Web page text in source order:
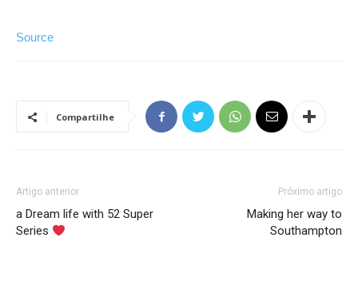
Source
Compartilhe
Artigo anterior
a Dream life with 52 Super
Series
Próximo artigo
Making her way to
Southampton